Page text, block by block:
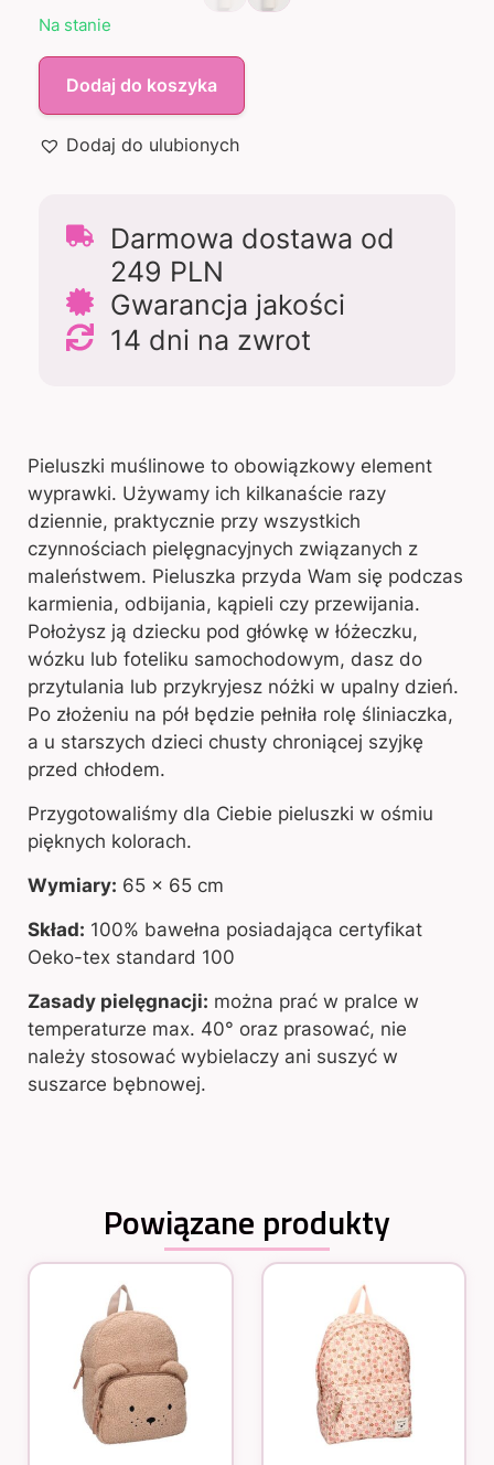
Na stanie
Dodaj do koszyka
Dodaj do ulubionych
Darmowa dostawa od
249 PLN
Gwarancja jakości
14 dni na zwrot
Pieluszki muślinowe to obowiązkowy element
wyprawki. Używamy ich kilkanaście razy
dziennie, praktycznie przy wszystkich
czynnościach pielęgnacyjnych związanych z
maleństwem. Pieluszka przyda Wam się podczas
karmienia, odbijania, kąpieli czy przewijania.
Położysz ją dziecku pod główkę w łóżeczku,
wózku lub foteliku samochodowym, dasz do
przytulania lub przykryjesz nóżki w upalny dzień.
Po złożeniu na pół będzie pełniła rolę śliniaczka,
a u starszych dzieci chusty chroniącej szyjkę
przed chłodem.
Przygotowaliśmy dla Ciebie pieluszki w ośmiu
pięknych kolorach.
Wymiary: 65 x 65 cm
Skład: 100% bawełna posiadająca certyfikat
Oeko-tex standard 100
Zasady pielęgnacji: można prać w pralce w
temperaturze max. 40° oraz prasować, nie
należy stosować wybielaczy ani suszyć w
suszarce bębnowej.
Powiązane produkty